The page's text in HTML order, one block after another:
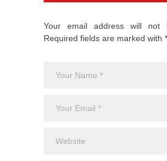
Your email address will not
Required fields are marked with *